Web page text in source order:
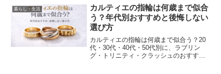
暮らし・生活
カルティエの指輪は何歳まで似合
う？年代別おすすめと後悔しない
選び方
カルティエの指輪は何歳まで似合う？20
代・30代・40代・50代別に、ラブリン
グ・トリニティ・クラッシュのおすすめ